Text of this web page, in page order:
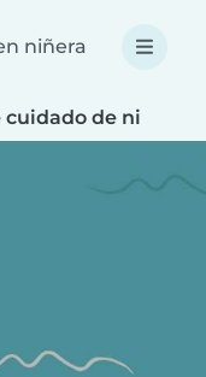
niñera
de niños